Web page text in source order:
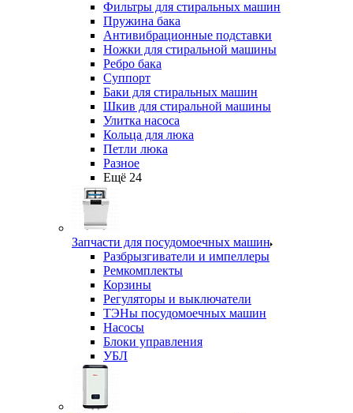
Фильтры для стиральных машин
Пружина бака
Антивибрационные подставки
Ножки для стиральной машины
Ребро бака
Суппорт
Баки для стиральных машин
Шкив для стиральной машины
Улитка насоса
Кольца для люка
Петли люка
Разное
Ещё 24
Запчасти для посудомоечных машин
Разбрызгиватели и импеллеры
Ремкомплекты
Корзины
Регуляторы и выключатели
ТЭНы посудомоечных машин
Насосы
Блоки управления
УБЛ